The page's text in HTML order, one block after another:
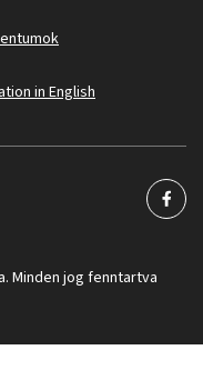
in English
Minden jog fenntartva